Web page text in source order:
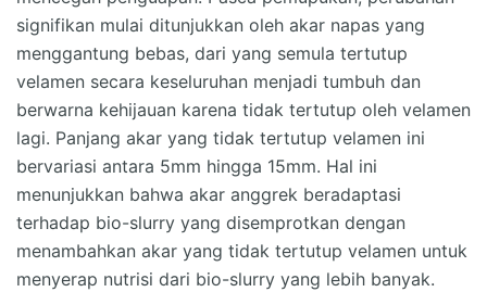
signifikan mulai ditunjukkan oleh akar napas yang
menggantung bebas, dari yang semula tertutup
velamen secara keseluruhan menjadi tumbuh dan
berwarna kehijauan karena tidak tertutup oleh velamen
lagi. Panjang akar yang tidak tertutup velamen ini
bervariasi antara 5mm hingga 15mm. Hal ini
menunjukkan bahwa akar anggrek beradaptasi
terhadap bio-slurry yang disemprotkan dengan
menambahkan akar yang tidak tertutup velamen untuk
menyerap nutrisi dari bio-slurry yang lebih banyak.